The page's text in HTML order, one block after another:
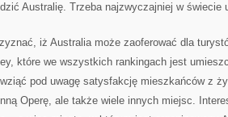
Australię. Trzeba najzwyczajniej w
iż Australia może zaoferować dla
które we wszystkich rankingach jest
pod uwagę satysfakcję mieszkańców z
Operę, ale także wiele innych miejsc.